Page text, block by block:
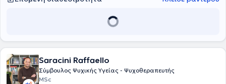
Εταιρείας Συνθετικής Ψυχοθεραπείας (Europeran Association for
Saracini Raffaello
Σύμβουλος Ψυχικής Υγείας - Ψυχοθεραπευτής
MSc